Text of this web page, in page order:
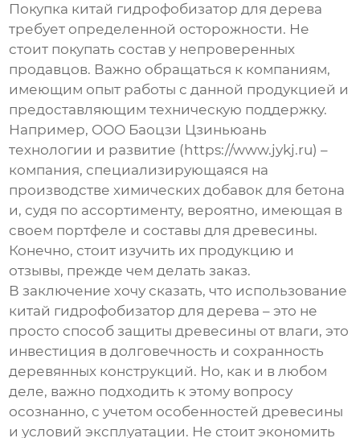
Покупка китай гидрофобизатор для дерева
требует определенной осторожности. Не
стоит покупать состав у непроверенных
продавцов. Важно обращаться к компаниям,
имеющим опыт работы с данной продукцией и
предоставляющим техническую поддержку.
Например, ООО Баоцзи Цзиньюань
технологии и развитие (https://www.jykj.ru) –
компания, специализирующаяся на
производстве химических добавок для бетона
и, судя по ассортименту, вероятно, имеющая в
своем портфеле и составы для древесины.
Конечно, стоит изучить их продукцию и
отзывы, прежде чем делать заказ.
В заключение хочу сказать, что использование
китай гидрофобизатор для дерева – это не
просто способ защиты древесины от влаги, это
инвестиция в долговечность и сохранность
деревянных конструкций. Но, как и в любом
деле, важно подходить к этому вопросу
осознанно, с учетом особенностей древесины
и условий эксплуатации. Не стоит экономить